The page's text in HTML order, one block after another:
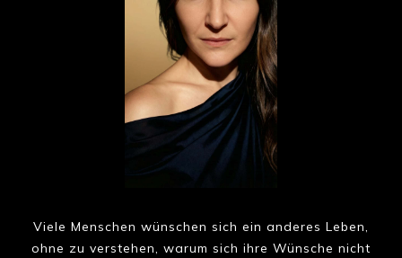
Viele Menschen wünschen sich ein anderes Leben,
ohne zu verstehen, warum sich ihre Wünsche nicht